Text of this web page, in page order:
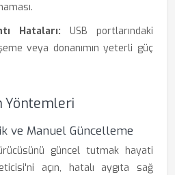
Hataları: USB portlarındaki
veya donanımın yeterli güç
Yöntemleri
ve Manuel Güncelleme
güncel tutmak hayati
açın, hatalı aygıta sağ